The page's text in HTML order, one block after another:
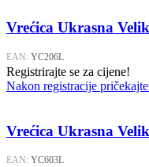
Vrećica Ukrasna
EAN: YC206L
Registrirajte se za cijene!
Nakon registracije
Vrećica Ukrasna
EAN: YC603L